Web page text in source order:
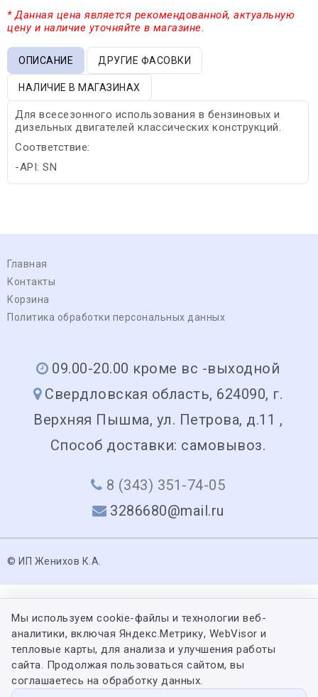
* Данная цена является рекомендованной, актуальную
цену и наличие уточняйте в магазине.
ОПИСАНИЕ ДРУГИЕ ФАСОВКИ
НАЛИЧИЕ В МАГАЗИНАХ
Для всесезонного использования в бензиновых и
дизельных двигателей классических конструкций.
Соответствие:
-API: SN
Главная
Контакты
Корзина
Политика обработки персональных данных
09.00-20.00 кроме вс -выходной
Свердловская область, 624090, г.
Верхняя Пышма, ул. Петрова, д.11 ,
Способ доставки: самовывоз.
8 (343) 351-74-05
3286680@mail.ru
© ИП Женихов К.А.
Мы используем cookie-файлы и технологии веб-
аналитики, включая Яндекс.Метрику, WebVisor и
тепловые карты, для анализа и улучшения работы
сайта. Продолжая пользоваться сайтом, вы
соглашаетесь на обработку данных.